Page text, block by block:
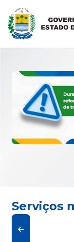
Serviços